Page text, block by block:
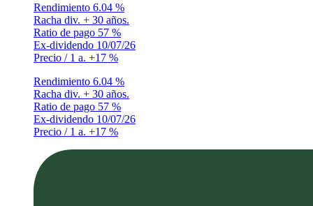
Rendimiento 6.04 %
Racha div. + 30 años.
Ratio de pago 57 %
Ex-dividendo 10/07/26
Precio / 1 a. +17 %
Rendimiento 6.04 %
Racha div. + 30 años.
Ratio de pago 57 %
Ex-dividendo 10/07/26
Precio / 1 a. +17 %